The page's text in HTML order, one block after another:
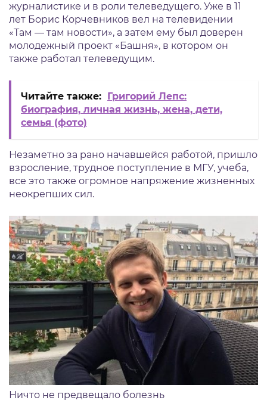
журналистике и в роли телеведущего. Уже в 11
лет Борис Корчевников вел на телевидении
«Там — там новости», а затем ему был доверен
молодежный проект «Башня», в котором он
также работал телеведущим.
Читайте также: Григорий Лепс:
биография, личная жизнь, жена, дети,
семья (фото)
Незаметно за рано начавшейся работой, пришло
взросление, трудное поступление в МГУ, учеба,
все это также огромное напряжение жизненных
неокрепших сил.
Ничто не предвещало болезнь